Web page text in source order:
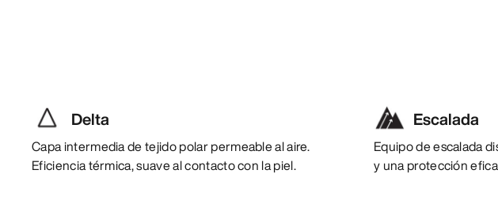
Delta
Capa intermedia de tejido polar permeable al aire.
Eficiencia térmica, suave al contacto con la piel.
Escalada
Equipo de escalada
y una protección